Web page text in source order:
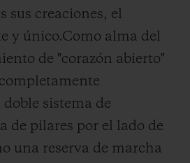
sus creaciones, el
y único.Como alma del
de "corazón abierto"
sistema de
de pilares por el lado de
una reserva de marcha